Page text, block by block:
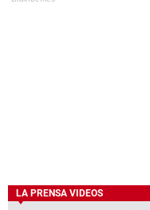
LA PRENSA VIDEOS